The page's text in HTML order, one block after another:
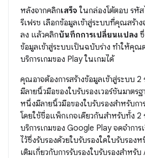
หลังจากคลิกเสร็จ ในกล่องโต้ตอบ รหั
รีเฟรช เลือกข้อมูลเข้าสู่ระบบที่คุณสร้า
ลง แล้วคลิกบันทึกการเปลี่ยนแปลง
ข้อมูลเข้าสู่ระบบเป็นฉบับร่าง ทำให้คุ
บริการเกมของ Play ในเกมได้
คุณอาจต้องการสร้างข้อมูลเข้าสู่ระบบ 2
มีลายนิ้วมือของใบรับรองเวอร์ชันมาตร
หนึ่งมีลายนิ้วมือของใบรับรองสำหรับก
โดยใช้ชื่อแพ็กเกจเดียวกันสำหรับทั้ง 2
บริการเกมของ Google Play จดจำการ
ไว้ซึ่งรับรองด้วยใบรับรองใดใบรับรอง
เติมเกี่ยวกับการรับรองใบรับรองสำหรั